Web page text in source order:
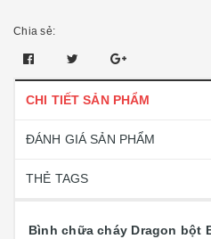
Chia sẻ:
CHI TIẾT SẢN PHẨM
ĐÁNH GIÁ SẢN PHẨM
THẺ TAGS
Bình chữa cháy Dragon bột